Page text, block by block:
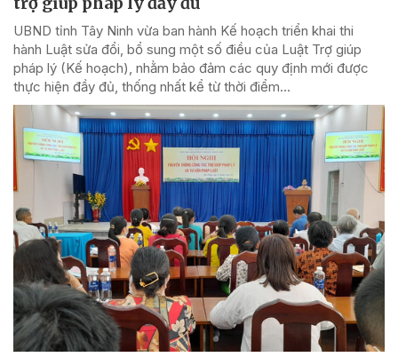
UBND tỉnh Tây Ninh vừa ban hành Kế hoạch triển khai thi
hành Luật sửa đổi, bổ sung một số điều của Luật Trợ giúp
pháp lý (Kế hoạch), nhằm bảo đảm các quy định mới được
thực hiện đầy đủ, thống nhất kể từ thời điểm...